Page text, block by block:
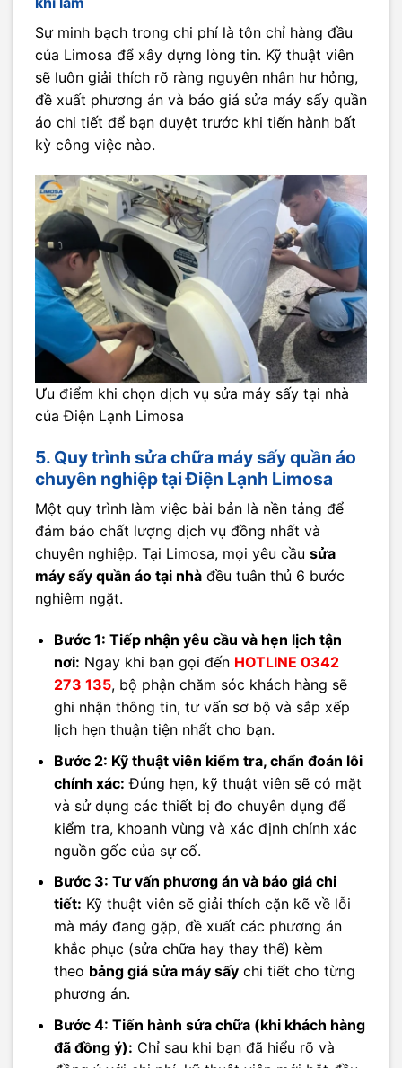
Sự minh bạch trong chi phí là tôn chỉ hàng đầu
của Limosa để xây dựng lòng tin. Kỹ thuật viên
sẽ luôn giải thích rõ ràng nguyên nhân hư hỏng,
đề xuất phương án và báo giá sửa máy sấy quần
áo chi tiết để bạn duyệt trước khi tiến hành bất
kỳ công việc nào.
Ưu điểm khi chọn dịch vụ sửa máy sấy tại nhà
của Điện Lạnh Limosa
5. Quy trình sửa chữa máy sấy quần áo
chuyên nghiệp tại Điện Lạnh Limosa
Một quy trình làm việc bài bản là nền tảng để
đảm bảo chất lượng dịch vụ đồng nhất và
chuyên nghiệp. Tại Limosa, mọi yêu cầu sửa
máy sấy quần áo tại nhà đều tuân thủ 6 bước
nghiêm ngặt.
Bước 1: Tiếp nhận yêu cầu và hẹn lịch tận
nơi: Ngay khi bạn gọi đến HOTLINE 0342
273 135, bộ phận chăm sóc khách hàng sẽ
ghi nhận thông tin, tư vấn sơ bộ và sắp xếp
lịch hẹn thuận tiện nhất cho bạn.
Bước 2: Kỹ thuật viên kiểm tra, chẩn đoán lỗi
chính xác: Đúng hẹn, kỹ thuật viên sẽ có mặt
và sử dụng các thiết bị đo chuyên dụng để
kiểm tra, khoanh vùng và xác định chính xác
nguồn gốc của sự cố.
Bước 3: Tư vấn phương án và báo giá chi
tiết: Kỹ thuật viên sẽ giải thích cặn kẽ về lỗi
mà máy đang gặp, đề xuất các phương án
khắc phục (sửa chữa hay thay thế) kèm
theo bảng giá sửa máy sấychi tiết cho từng
phương án.
Bước 4: Tiến hành sửa chữa (khi khách hàng
đã đồng ý): Chỉ sau khi bạn đã hiểu rõ và